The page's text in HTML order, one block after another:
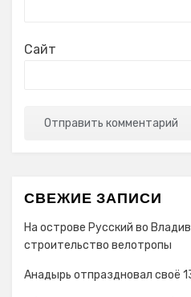
Сайт
СВЕЖИЕ ЗАПИСИ
На острове Русский во
строительство велотропы
Анадырь отпраздновал своё